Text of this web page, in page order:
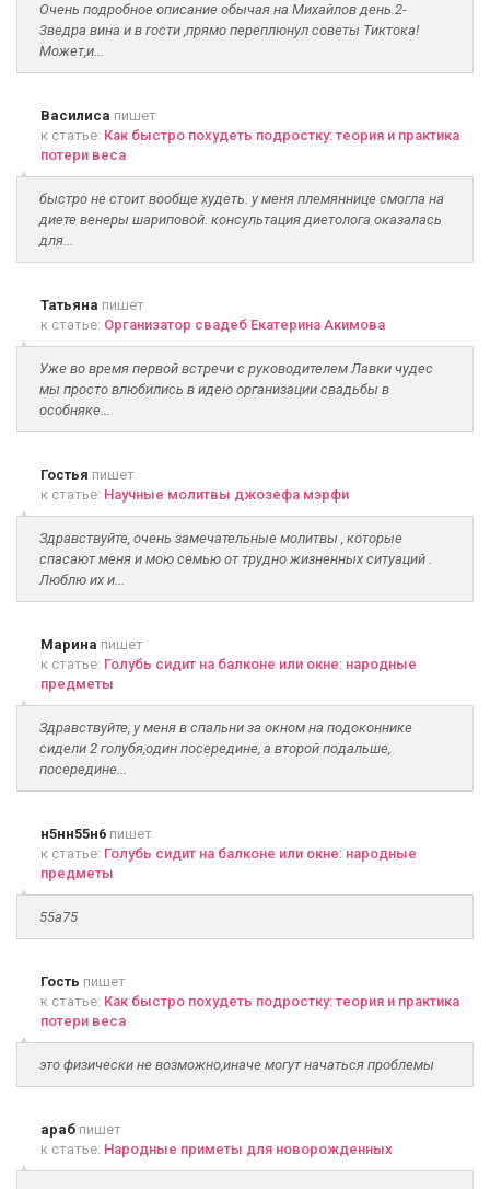
Очень подробное описание обычая на Михайлов день.2-
3ведра вина и в гости ,прямо переплюнул советы Тиктока!
Может,и...
Василиса пишет
к статье: Как быстро похудеть подростку: теория и практика
потери веса
быстро не стоит вообще худеть. у меня племяннице смогла на
диете венеры шариповой. консультация диетолога оказалась
для...
Татьяна пишет
к статье: Организатор свадеб Екатерина Акимова
Уже во время первой встречи с руководителем Лавки чудес
мы просто влюбились в идею организации свадьбы в
особняке...
Гостья пишет
к статье: Научные молитвы джозефа мэрфи
Здравствуйте, очень замечательные молитвы , которые
спасают меня и мою семью от трудно жизненных ситуаций .
Люблю их и...
Марина пишет
к статье: Голубь сидит на балконе или окне: народные
предметы
Здравствуйте, у меня в спальни за окном на подоконнике
сидели 2 голубя,один посередине, а второй подальше,
посередине...
н5нн55н6 пишет
к статье: Голубь сидит на балконе или окне: народные
предметы
55а75
Гость пишет
к статье: Как быстро похудеть подростку: теория и практика
потери веса
это физически не возможно,иначе могут начаться проблемы
араб пишет
к статье: Народные приметы для новорожденных